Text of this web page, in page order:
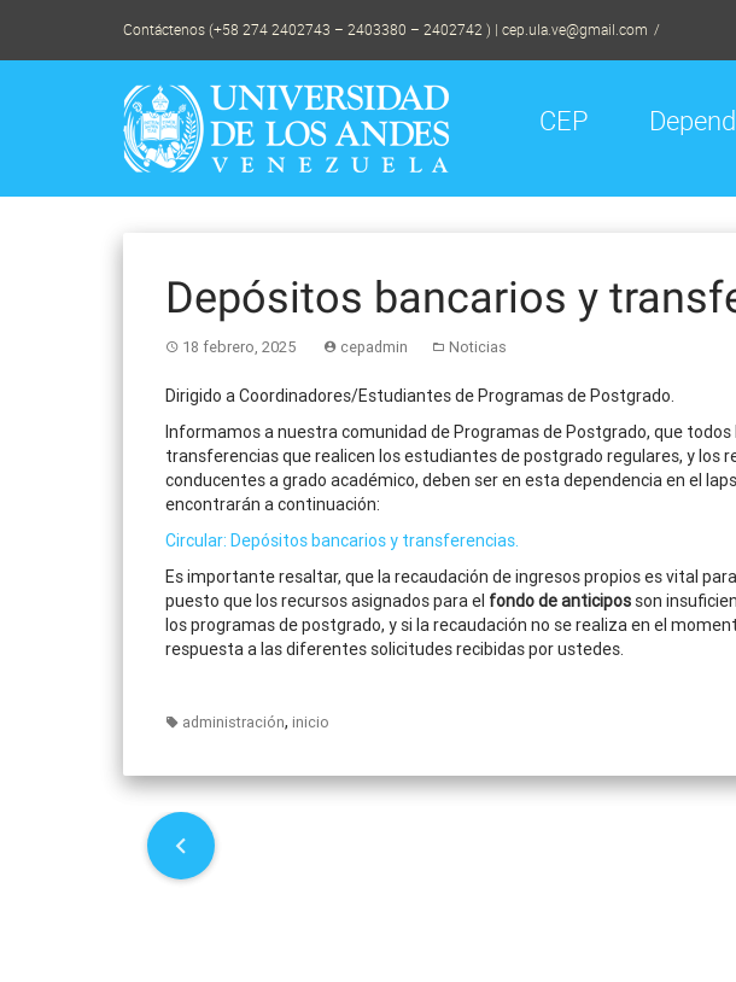
content
Contáctenos (+58 274 2402743 – 2403380 – 2402742 ) | cep.ula.ve@gmail.com
CEP
Depósitos bancarios y
18 febrero, 2025 cepadmin Noticias
Dirigido a Coordinadores/Estudiantes de Programas de Postgrado.
Informamos a nuestra comunidad de Programas de Postgrado, que
transferencias que realicen los estudiantes de postgrado regulares, y los
conducentes a grado académico, deben ser en esta dependencia en el
encontrarán a continuación:
Circular: Depósitos bancarios y transferencias.
Es importante resaltar, que la recaudación de ingresos propios es vital
puesto que los recursos asignados para el fondo de anticipos son
los programas de postgrado, y si la recaudación no se realiza en el
respuesta a las diferentes solicitudes recibidas por ustedes.
administración, inicio
P